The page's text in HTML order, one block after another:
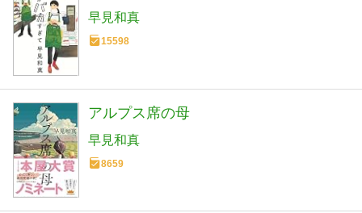
早見和真
15598
アルプス席の母
早見和真
8659